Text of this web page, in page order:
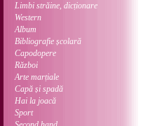
Limbi străine, dicționare
Western
Album
Bibliografie școlară
Capodopere
Război
Arte marțiale
Capă și spadă
Hai la joacă
Sport